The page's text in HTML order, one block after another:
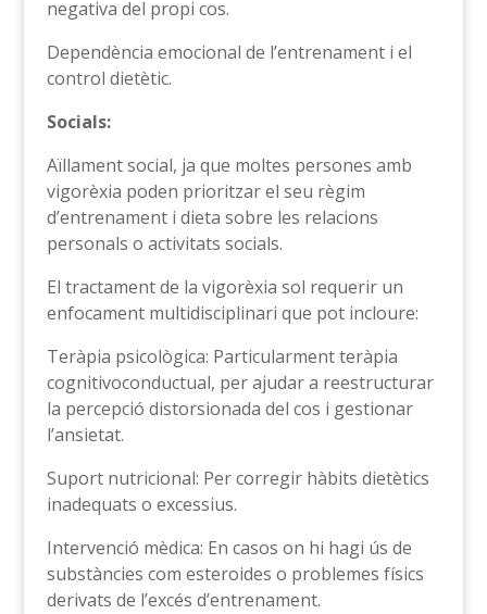
negativa del propi cos.
Dependència emocional de l’entrenament i el
control dietètic.
Socials:
Aïllament social, ja que moltes persones amb
vigorèxia poden prioritzar el seu règim
d’entrenament i dieta sobre les relacions
personals o activitats socials.
El tractament de la vigorèxia sol requerir un
enfocament multidisciplinari que pot incloure:
Teràpia psicològica: Particularment teràpia
cognitivoconductual, per ajudar a reestructurar
la percepció distorsionada del cos i gestionar
l’ansietat.
Suport nutricional: Per corregir hàbits dietètics
inadequats o excessius.
Intervenció mèdica: En casos on hi hagi ús de
substàncies com esteroides o problemes físics
derivats de l’excés d’entrenament.